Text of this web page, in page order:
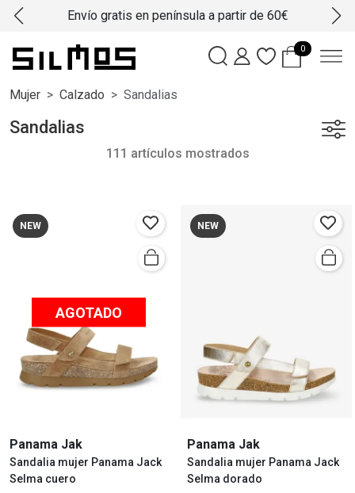
Envío gratis en península a partir de 60€
0
Mujer Calzado Sandalias
Sandalias
111 artículos mostrados
NEW
AGOTADO
Panama Jak
Sandalia mujer Panama Jack
Selma cuero
NEW
Panama Jak
Sandalia mujer Panama Jack
Selma dorado